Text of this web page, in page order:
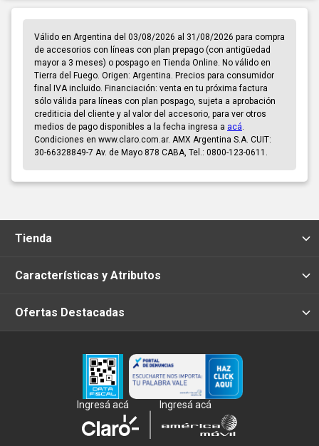
Válido en Argentina del 03/08/2026 al 31/08/2026 para compra
de accesorios con líneas con plan prepago (con antigüedad
mayor a 3 meses) o pospago en Tienda Online. No válido en
Tierra del Fuego. Origen: Argentina. Precios para consumidor
final IVA incluido. Financiación: venta en tu próxima factura
sólo válida para líneas con plan pospago, sujeta a aprobación
crediticia del cliente y al valor del accesorio, para ver otros
medios de pago disponibles a la fecha ingresa a acá
Condiciones en www.claro.com.ar. AMX Argentina S.A. CUIT:
30-66328849-7 Av. de Mayo 878 CABA, Tel.: 0800-123-0611.
Tienda
Características y Atributos
Ofertas Destacadas
Ingresá acá Ingresá acá